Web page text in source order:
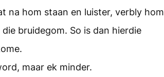
na hom staan en luister, verbly hom
bruidegom. So is dan hierdie
maar ek minder.